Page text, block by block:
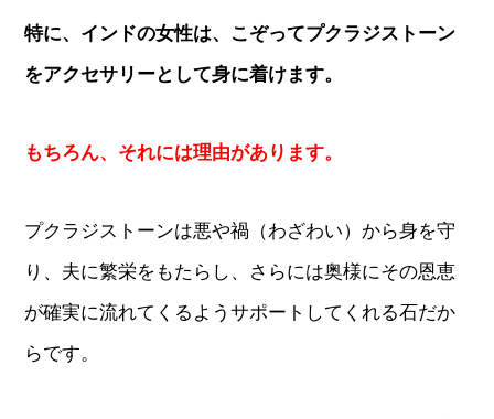
特に、インドの女性は、こぞってプクラジストーン
をアクセサリーとして身に着けます。
もちろん、それには理由があります。
プクラジストーンは悪や禍（わざわい）から身を守
り、夫に繁栄をもたらし、さらには奥様にその恩恵
が確実に流れてくるようサポートしてくれる石だか
らです。